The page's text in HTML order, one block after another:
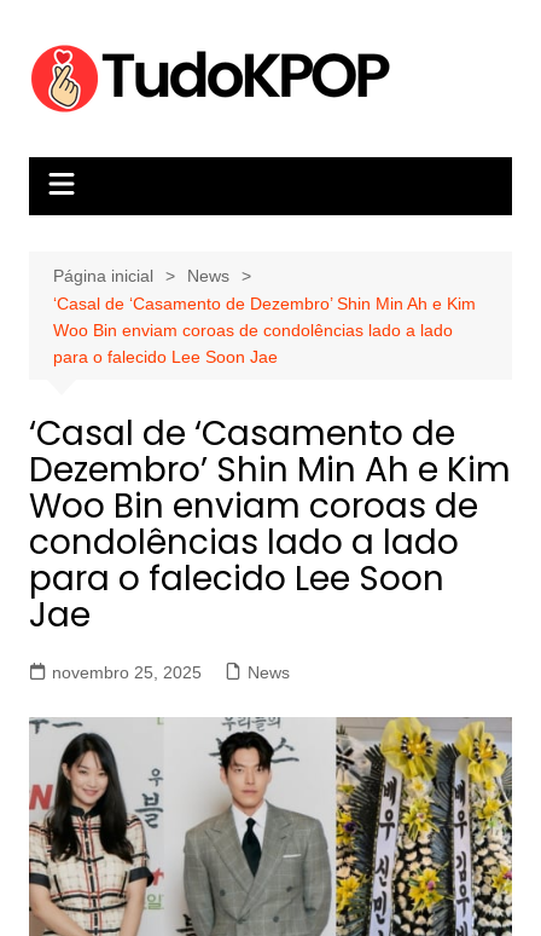
conteúdo
Página inicial
News
‘Casal de ‘Casamento de Dezembro’ Shin Min Ah e Kim
Woo Bin enviam coroas de condolências lado a lado
para o falecido Lee Soon Jae
‘Casal de ‘Casamento de
Dezembro’ Shin Min Ah e Kim
Woo Bin enviam coroas de
condolências lado a lado
para o falecido Lee Soon
Jae
novembro 25, 2025 News